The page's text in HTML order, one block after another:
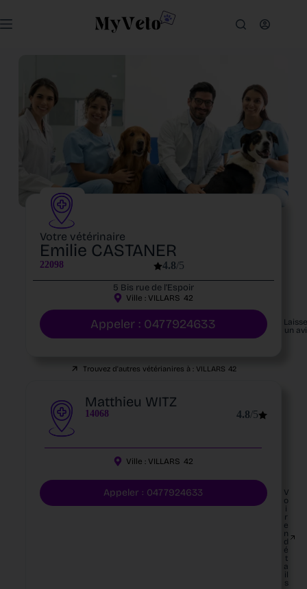
Votre vétérinaire
Emilie CASTANER
22098 4.8/5
5 Bis rue de l’Espoir
Ville : VILLARS 42
Appeler : 0477924633
un
Trouvez d'autres vétérianires à : VILLARS 42
Matthieu WITZ
14068 4.8/5
Ville : VILLARS 42
Appeler : 0477924633
V
o
i
r
e
n
d
é
t
a
il
s